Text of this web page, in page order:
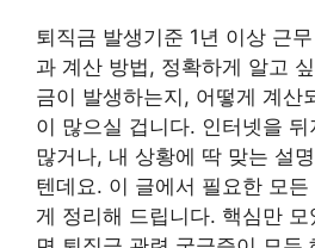
퇴직금 발생기준 1년 이상 근
과 계산 방법, 정확하게 알고
금이 발생하는지, 어떻게 계산
이 많으실 겁니다. 인터넷을
많거나, 내 상황에 딱 맞는 설
텐데요. 이 글에서 필요한 모
게 정리해 드립니다. 핵심만